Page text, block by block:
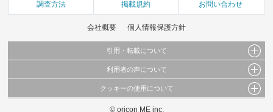
調査方法 掲載規約 お問い合わせ
会社概要 個人情報保護方針
引用・転載について
当サイトで公開されている情報（文字、写真、イラスト、画像データ等）及びこれらの配
これらの情報を権利者の許可なく無断転載・複製などの二次利用を行うことは固く禁じて
利用者の声について
当サイトに掲載している内容はすべてサービスの利用者が提出された見解・感想です。
クッキーの使用について
このサイトでは Cookie を使用して、ユーザーに合わせたコンテンツや広告の表示、ソー
© oricon ME inc.